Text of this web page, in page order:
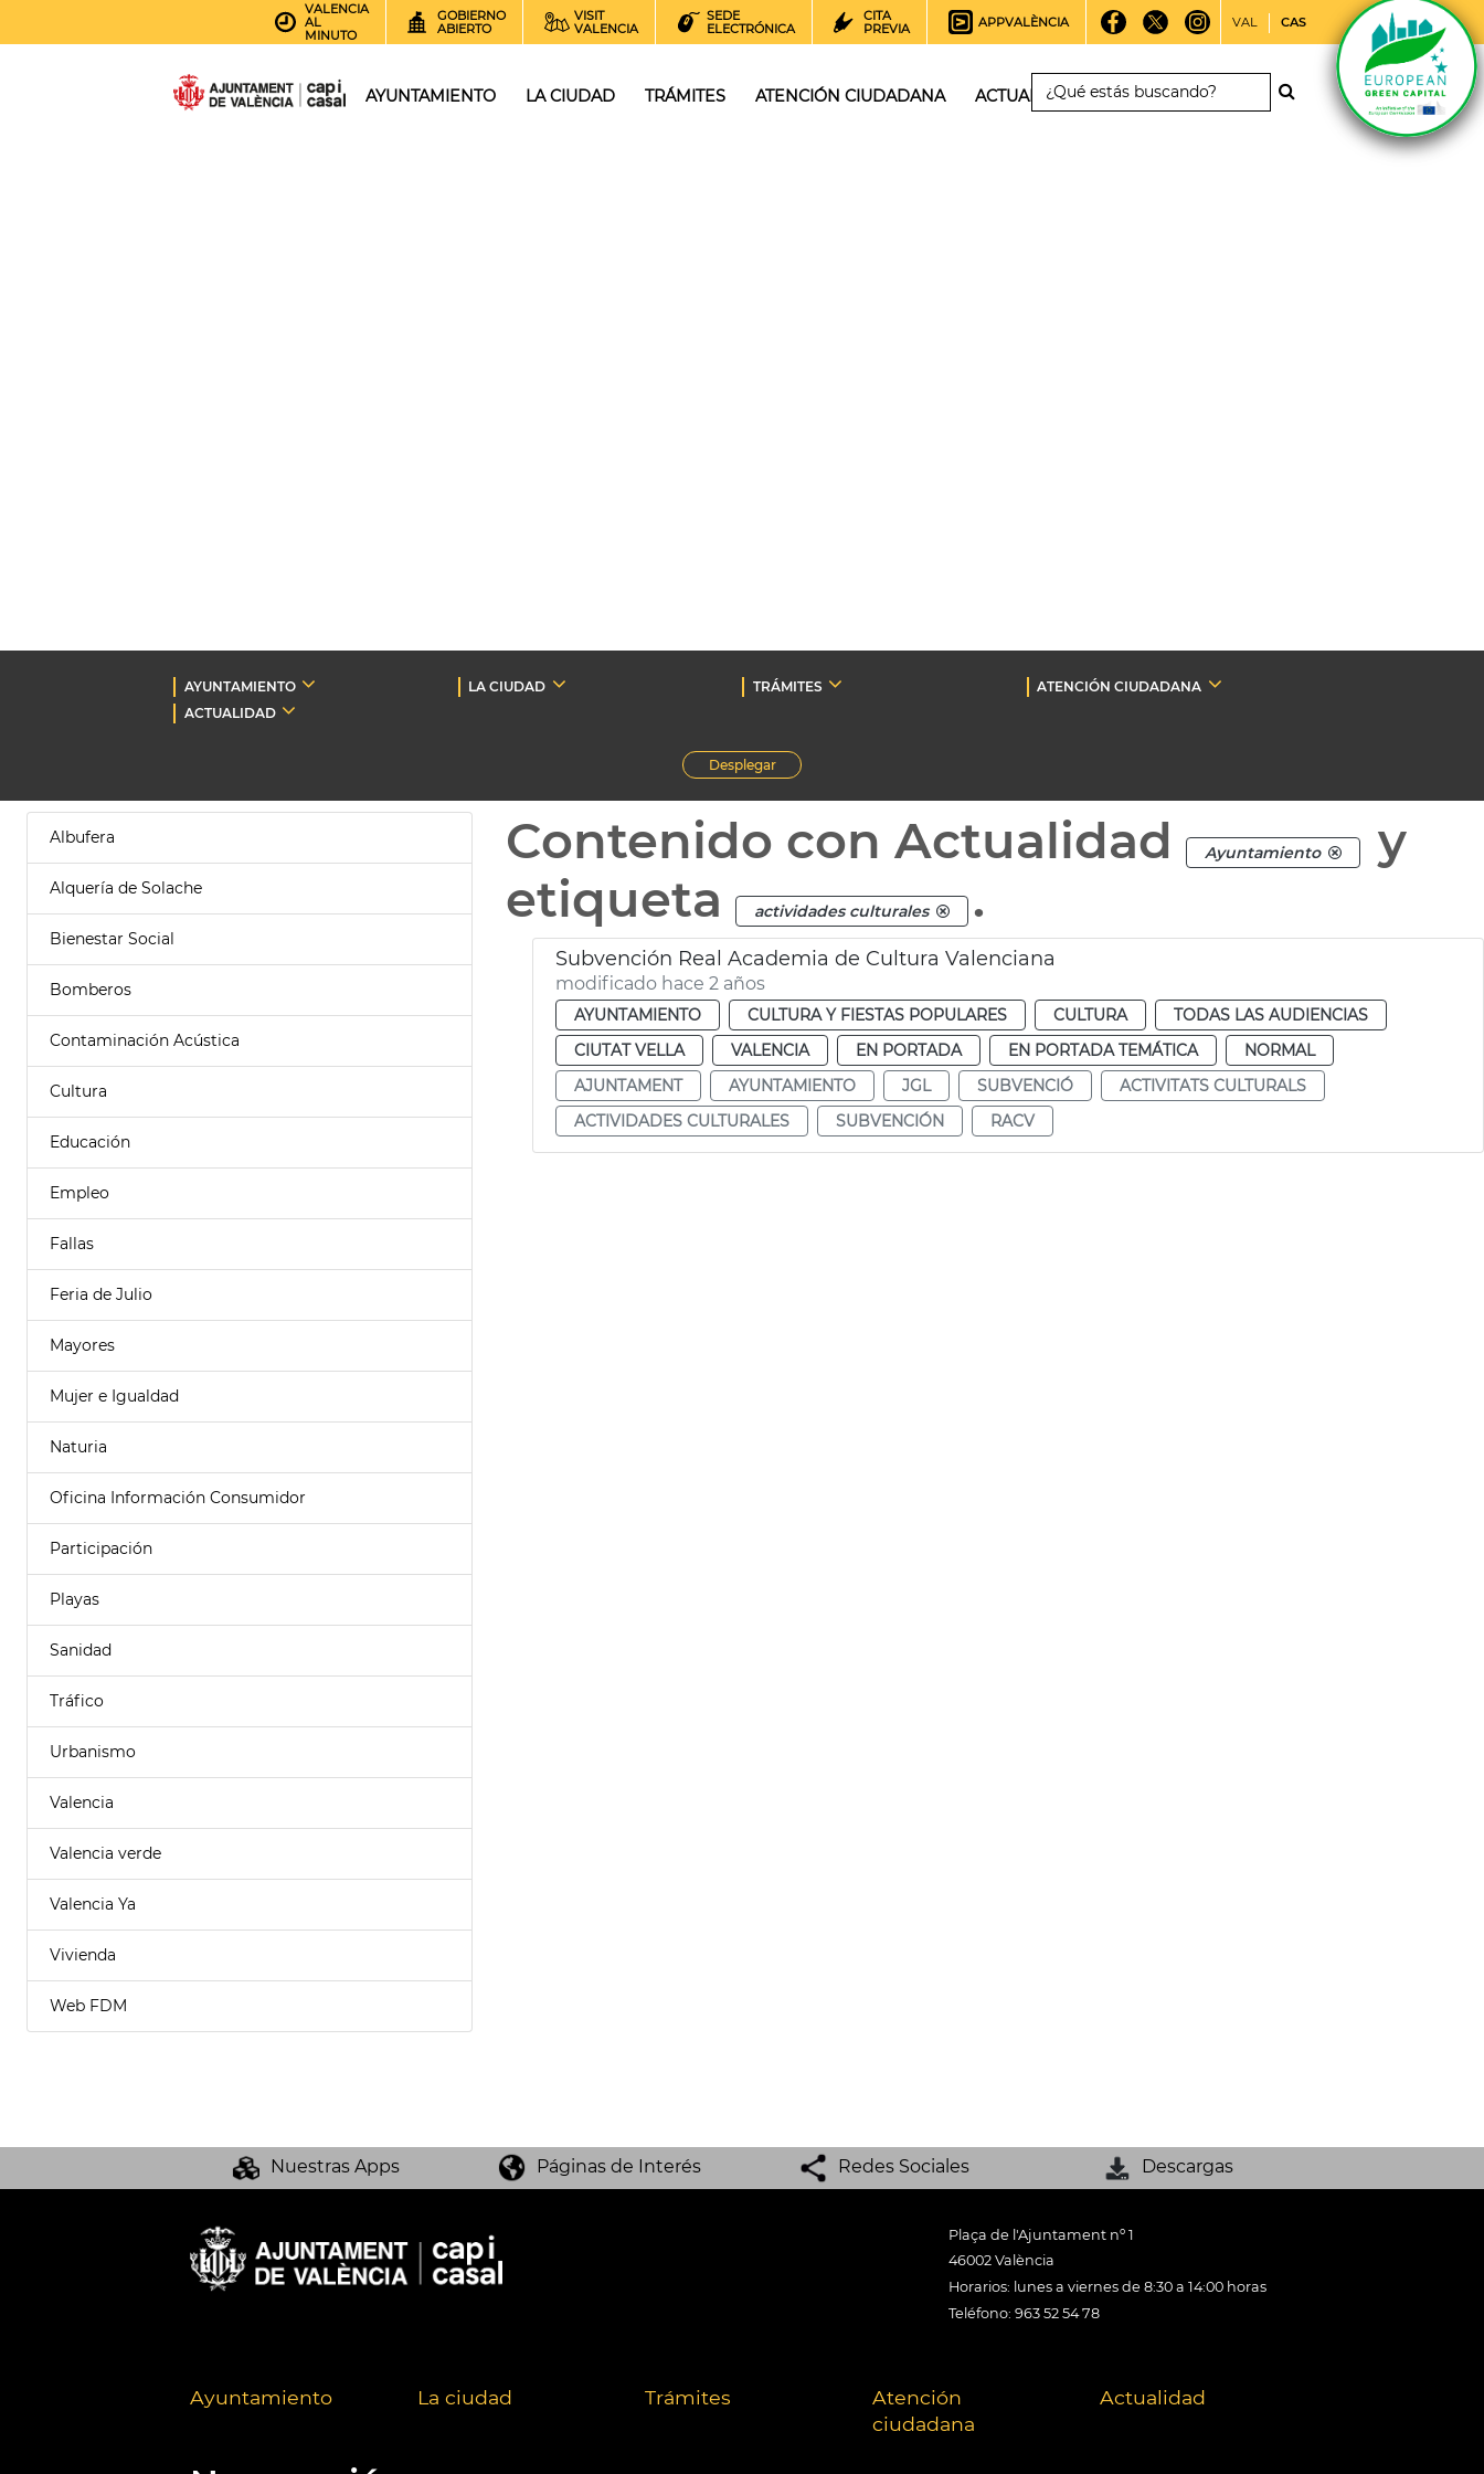
VALENCIA
AL
MINUTO
GOBIERNO
ABIERTO
VISIT
VALENCIA
SEDE
ELECTRÓNICA
CITA
PREVIA
APPVALÈNCIA VAL CAS
AYUNTAMIENTO LA CIUDAD TRÁMITES ATENCIÓN CIUDADANA ACTUALIDAD
AYUNTAMIENTO LA CIUDAD TRÁMITES
ATENCIÓN CIUDADANA
ACTUALIDAD
Desplegar
Albufera
Alquería de Solache
Bienestar Social
Bomberos
Contaminación Acústica
Cultura
Educación
Empleo
Fallas
Feria de Julio
Mayores
Mujer e Igualdad
Naturia
Oficina Información Consumidor
Participación
Playas
Sanidad
Tráfico
Urbanismo
Valencia
Valencia verde
Valencia Ya
Vivienda
Web FDM
Contenido con Actualidad Ayuntamiento
y
etiqueta
actividades culturales .
Subvención Real Academia de Cultura Valenciana
modificado hace 2 años
AYUNTAMIENTO CULTURA Y FIESTAS POPULARES CULTURA
TODAS LAS AUDIENCIAS
CIUTAT VELLA
VALENCIA EN PORTADA EN PORTADA TEMÁTICA
NORMAL
AJUNTAMENT
AYUNTAMIENTO JGL SUBVENCIÓ
ACTIVITATS CULTURALS
ACTIVIDADES CULTURALES
SUBVENCIÓN RACV
Nuestras Apps Páginas de Interés Redes Sociales Descargas
Plaça de l'Ajuntament nº 1
46002 València
Horarios: lunes a viernes de 8:30 a 14:00 horas
Teléfono: 963 52 54 78
Ayuntamiento La ciudad Trámites
Atención
ciudadana
Actualidad